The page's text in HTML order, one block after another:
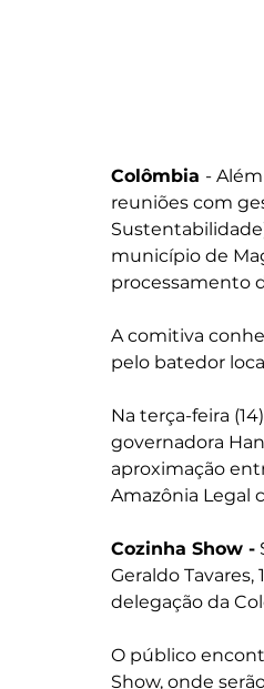
Colômbia -
reuniões com
município de
processamento
A comitiva
pelo batedor
Na terça-feira
governadora
aproximação
Amazônia Legal
Cozinha Show -
Geraldo
delegação da
O público
Show, onde